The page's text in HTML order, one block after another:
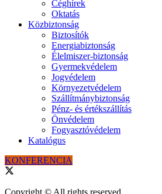
Céghírek
Oktatás
Közbiztonság
Biztosítók
Energiabiztonság
Élelmiszer-biztonság
Gyermekvédelem
Jogvédelem
Környezetvédelem
Szállítmánybiztonság
Pénz- és értékszállítás
Önvédelem
Fogyasztóvédelem
Katalógus
KONFERENCIA
Copyright © All rights reserved